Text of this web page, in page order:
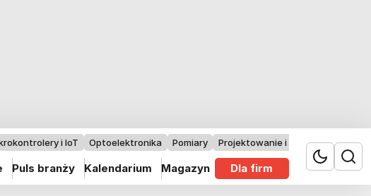
i IoT Optoelektronika Pomiary Projektowanie i badania
Puls branży Kalendarium Magazyn Dla firm